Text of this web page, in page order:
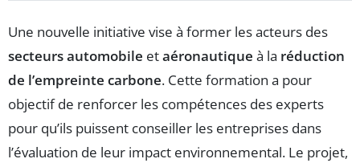
Une nouvelle initiative vise à former les acteurs des
secteurs automobile etaéronautique à la réduction
de l’empreinte carbone. Cette formation a pour
objectif de renforcer les compétences des experts
pour qu’ils puissent conseiller les entreprises dans
l’évaluation de leur impact environnemental. Le projet,